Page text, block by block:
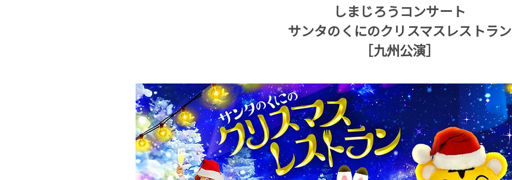
しまじろうコンサート
サンタのくにのクリスマスレストラン
［九州公演］